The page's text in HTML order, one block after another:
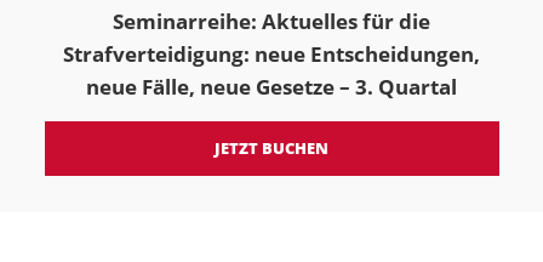
Seminarreihe: Aktuelles für die
Strafverteidigung: neue Entscheidungen,
neue Fälle, neue Gesetze – 3. Quartal
JETZT BUCHEN